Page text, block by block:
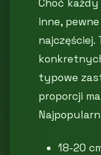
Choć
inne,
najczęściej.
typowe
proporcji
18-20